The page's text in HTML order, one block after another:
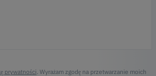
prywatności . Wyrażam zgodę na przetwarzanie moich